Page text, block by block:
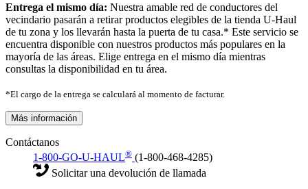
Entrega el mismo día: Nuestra amable red de conductores del
vecindario pasarán a retirar productos elegibles de la tienda U-Haul
de tu zona y los llevarán hasta la puerta de tu casa.* Este servicio se
encuentra disponible con nuestros productos más populares en la
mayoría de las áreas. Elige entrega en el mismo día mientras
consultas la disponibilidad en tu área.
*El cargo de la entrega se calculará al momento de facturar.
Más información
Contáctanos
1-800-GO-U-HAUL® (1-800-468-4285)
Solicitar una devolución de llamada